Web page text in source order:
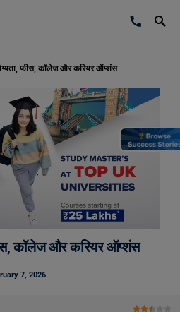
फीस, कॉलेज और करियर ऑप्शंस
कॉलेज और करियर ऑप्शंस
7, 2026